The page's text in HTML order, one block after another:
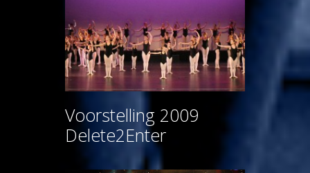
Voorstelling 2009
Delete2Enter